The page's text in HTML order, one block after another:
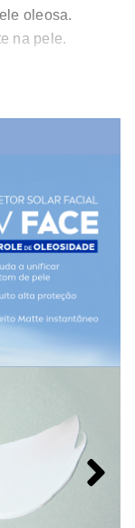
oleosa.
na pele.
Nivea Sun
Reaplique o